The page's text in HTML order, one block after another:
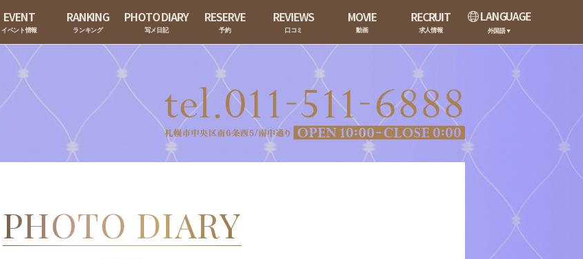
EVENT
イベント情報
RANKING
ランキング
PHOTO DIARY
写メ日記
RESERVE
予約
REVIEWS
口コミ
MOVIE
動画
RECRUIT
求人情報
LANGUAGE
外国語▼
PHOTO DIARY